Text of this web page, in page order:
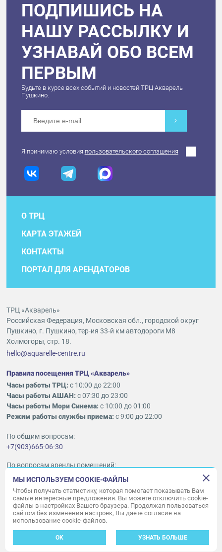
ПОДПИШИСЬ НА
НАШУ РАССЫЛКУ И
УЗНАВАЙ ОБО ВСЕМ
ПЕРВЫМ
Будьте в курсе всех событий и новостей ТРЦ Акварель
Пушкино.
Я принимаю условия пользовательского соглашения
О ТРЦ
КАРТА ЭТАЖЕЙ
КОНТАКТЫ
ПОРТАЛ ДЛЯ АРЕНДАТОРОВ
ТРЦ «Акварель»
Российская Федерация, Московская обл., городской округ
Пушкино, г. Пушкино, тер-ия 33-й км автодороги М8
Холмогоры, стр. 18.
hello@aquarelle-centre.ru
Правила посещения ТРЦ «Акварель»
Часы работы ТРЦ:с 10:00 до 22:00
Часы работы АШАН:с 07:30 до 23:00
Часы работы Мори Синема:с 10:00 до 01:00
Режим работы службы приема:с 9:00 до 22:00
По общим вопросам:
+7(903)665-06-30
По вопросам аренды помещений:
ukleykina@nhood.com
+7(903)665-98-78
© ООО «Акварель» 2010–2026.
Все права защищены
Создание сайта —
МЫ ИСПОЛЬЗУЕМ COOKIE-ФАЙЛЫ
Чтобы получать статистику, которая помогает показывать Вам
самые интересные предложения. Вы можете отключить cookie-
файлы в настройках Вашего браузера. Продолжая пользоваться
сайтом без изменения настроек, Вы даете согласие на
использование cookie-файлов.
OK УЗНАТЬ БОЛЬШЕ